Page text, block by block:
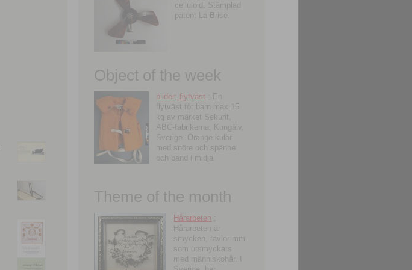
celluloid. Stämplad
patent La Brise.
Object of the week
bilder; flytväst ; En
flytväst för barn max 15
kg av märket Sekurit,
ABC-fabrikerna, Kungälv,
Sverige. Orange kulör
med snöre och spänne
och band i midja.
Theme of the month
Hårarbeten
Hårarbeten är
smycken, tavlor mm
som utsmyckats
med människohår. I